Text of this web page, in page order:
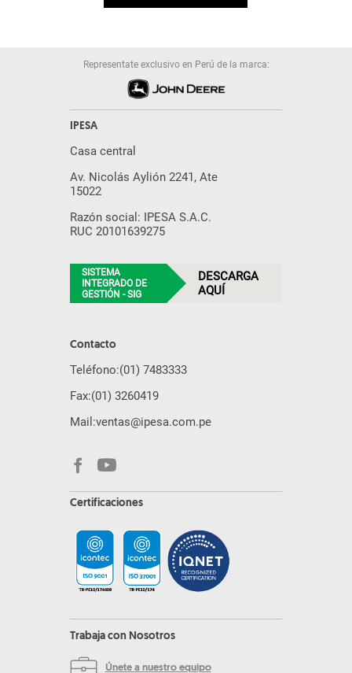
Representate exclusivo en Perú de la marca:
IPESA
Casa central
Av. Nicolás Aylión 2241, Ate
15022
Razón social: IPESA S.A.C.
RUC 20101639275
SISTEMA
INTEGRADO DE
GESTIÓN - SIG
DESCARGA
AQUÍ
Contacto
Teléfono:(01) 7483333
Fax:(01) 3260419
Mail:ventas@ipesa.com.pe
Certificaciones
Trabaja con Nosotros
Únete a nuestro equipo